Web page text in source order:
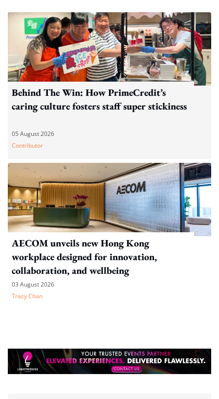
Behind The Win: How PrimeCredit’s
caring culture fosters staff super stickiness
05 August 2026
Contributor
AECOM unveils new Hong Kong
workplace designed for innovation,
collaboration, and wellbeing
03 August 2026
Tracy Chan